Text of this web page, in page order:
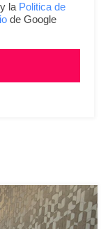
la Politica de
de Google